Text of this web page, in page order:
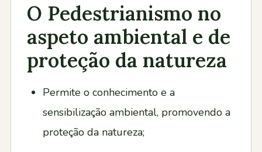
O Pedestrianismo no
aspeto ambiental e de
proteção da natureza
Permite o conhecimento e a
sensibilização ambiental, promovendo a
proteção da natureza;